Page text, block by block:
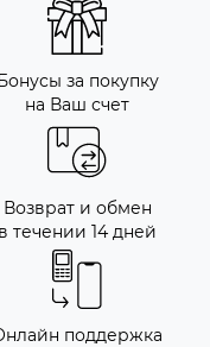
за покупку
на Ваш счет
Возврат и обмен
в течении 14 дней
поддержка